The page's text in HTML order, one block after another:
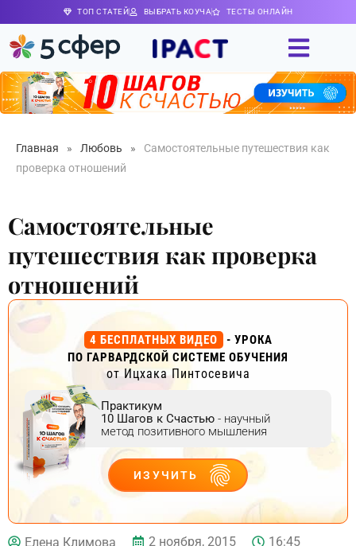
ТОП СТАТЕЙ ВЫБРАТЬ КОУЧА ТЕСТЫ ОНЛАЙН
Главная » Любовь »
Самостоятельные путешествия как
проверка отношений
Самостоятельные
путешествия как проверка
отношений
4 БЕСПЛАТНЫХ ВИДЕО
- УРОКА
ПО ГАРВАРДСКОЙ СИСТЕМЕ ОБУЧЕНИЯ
от Ицхака Пинтосевича
Практикум
10 Шагов к Счастью - научный
метод позитивного мышления
ИЗУЧИТЬ
Елена Климова 2 ноября, 2015
16:45